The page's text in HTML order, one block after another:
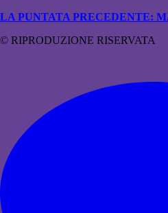
LA PUNTATA PRECEDENTE:
© RIPRODUZIONE RISERVATA